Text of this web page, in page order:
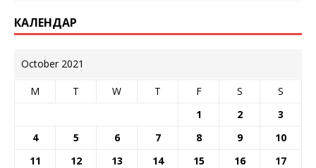
КАЛЕНДАР
October 2021
M T W T F S
S
1
2
3
4
5 6 7 8 9
10
11
12 13 14 15 16 17